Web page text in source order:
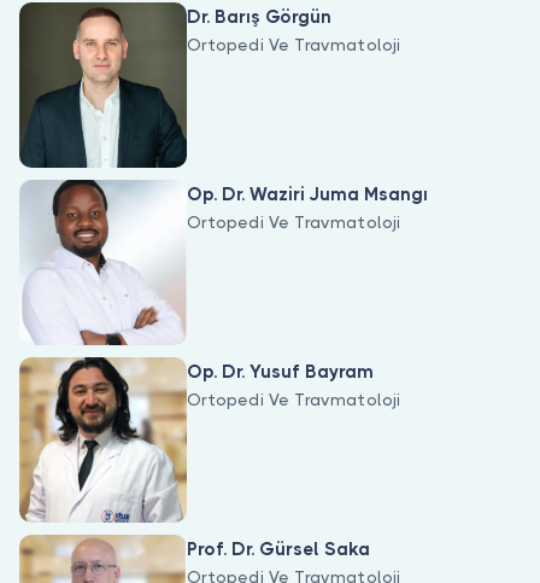
Hastalar için
Doktorlar için
Doktor musunuz?
Dr. Barış Görgün
Ortopedi Ve Travmatoloji
Op. Dr. Waziri Juma Msangı
Ortopedi Ve Travmatoloji
Op. Dr. Yusuf Bayram
Ortopedi Ve Travmatoloji
Prof. Dr. Gürsel Saka
Ortopedi Ve Travmatoloji